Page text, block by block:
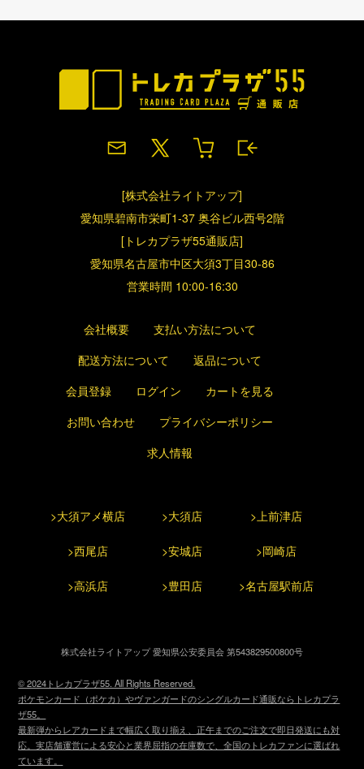
[株式会社ライトアップ]
愛知県碧南市栄町1-37 奥谷ビル西号2階
[トレカプラザ55通販店]
愛知県名古屋市中区大須3丁目30-86
営業時間 10:00-16:30
会社概要
支払い方法について
配送方法について
返品について
会員登録
ログイン
カートを見る
お問い合わせ
プライバシーポリシー
求人情報
>大須アメ横店 >大須店 >上前津店
>西尾店 >安城店 >岡崎店
>高浜店 >豊田店 >名古屋駅前店
株式会社ライトアップ 愛知県公安委員会 第543829500800号
© 2024トレカプラザ55. All Rights Reserved.
ポケモンカード（ポケカ）やヴァンガードのシングルカード通販ならトレカプラ
ザ55。
最新弾からレアカードまで幅広く取り揃え、正午までのご注文で即日発送にも対
応。実店舗運営による安心と業界屈指の在庫数で、全国のトレカファンに選ばれ
ています。